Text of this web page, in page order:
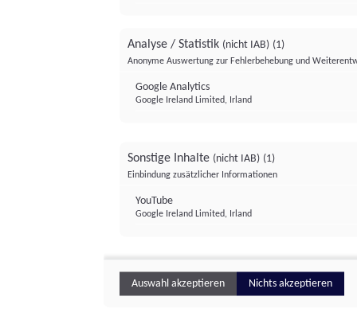
Analyse / Statistik (nicht IAB) (1)
Anonyme Auswertung zur Fehlerbehebung und
Google Analytics
Google Ireland Limited, Irland
Sonstige Inhalte (nicht IAB) (1)
Einbindung zusätzlicher Informationen
YouTube
Google Ireland Limited, Irland
Auswahl akzeptieren Nichts akzeptieren